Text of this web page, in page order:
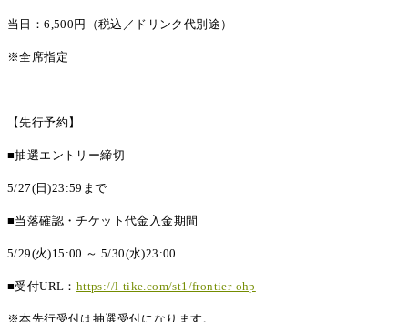
当日：6,500円（税込／ドリンク代別途）
※全席指定
【先行予約】
■抽選エントリー締切
5/27(日)23:59まで
■当落確認・チケット代金入金期間
5/29(火)15:00 ～ 5/30(水)23:00
■受付URL： https://l-tike.com/st1/frontier-ohp
※本先行受付は抽選受付になります。